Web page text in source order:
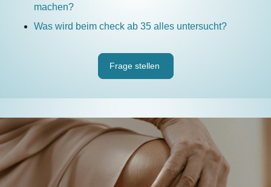
machen?
Was wird beim check ab 35 alles untersucht?
Frage stellen